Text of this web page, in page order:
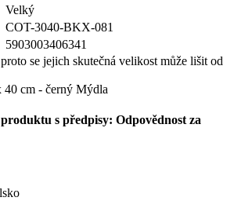
Velký
COT-3040-BKX-081
5903003406341
se jejich skutečná velikost může lišit od
s předpisy: Odpovědnost za